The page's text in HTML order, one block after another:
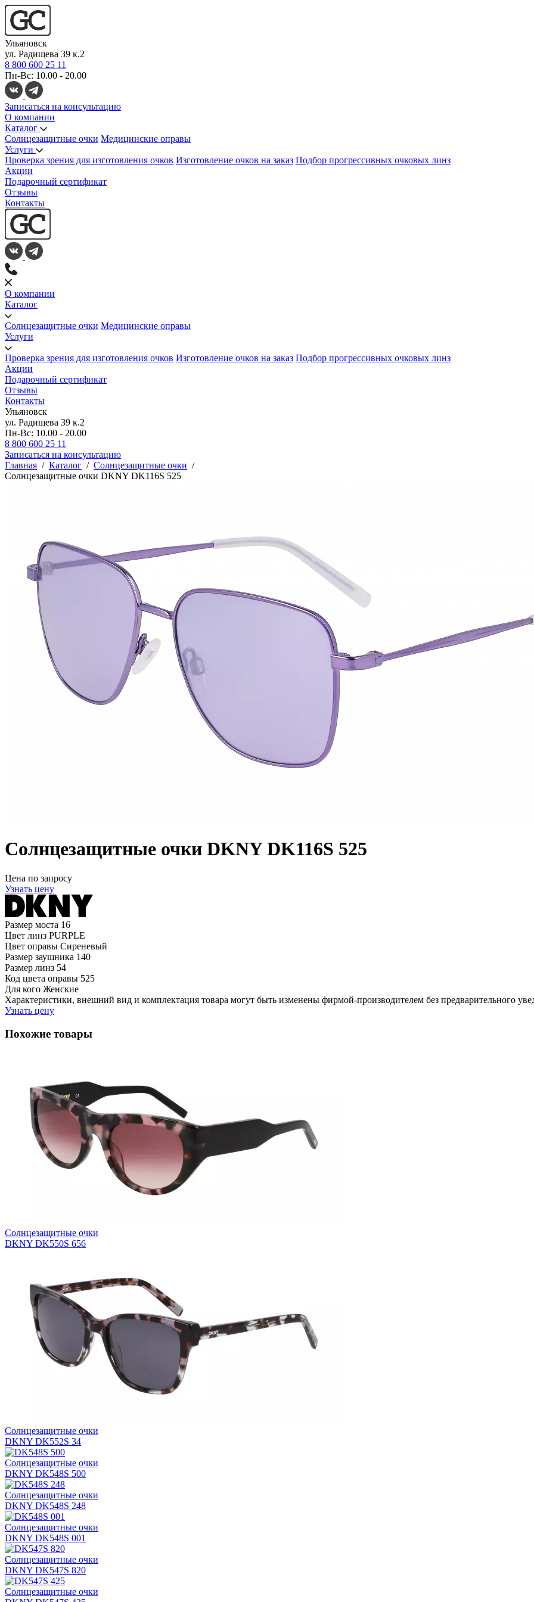
Ульяновск
ул. Радищева 39 к.2
8 800 600 25 11
Пн-Вс: 10.00 - 20.00
Записаться на консультацию
О компании
Каталог
Солнцезащитные очки Медицинские оправы
Услуги
Проверка зрения для изготовления очков Изготовление очков на заказ Подбор прогрессивных очковых линз
Акции
Подарочный сертификат
Отзывы
Контакты
О компании
Каталог
Солнцезащитные очки Медицинские оправы
Услуги
Проверка зрения для изготовления очков Изготовление очков на заказ Подбор прогрессивных очковых линз
Акции
Подарочный сертификат
Отзывы
Контакты
Ульяновск
ул. Радищева 39 к.2
Пн-Вс: 10.00 - 20.00
8 800 600 25 11
Записаться на консультацию
Главная / Каталог / Солнцезащитные очки /
Солнцезащитные очки DKNY DK116S 525
Солнцезащитные очки DKNY DK116S 525
Цена по запросу
Узнать цену
Размер моста 16
Цвет линз PURPLE
Цвет оправы Сиреневый
Размер заушника 140
Размер линз 54
Код цвета оправы 525
Для кого Женские
Характеристики, внешний вид и комплектация товара могут быть изменены фирмой-производителем без предварительного
Узнать цену
Похожие товары
Солнцезащитные очки
DKNY DK550S 656
Солнцезащитные очки
DKNY DK552S 34
Солнцезащитные очки
DKNY DK548S 500
Солнцезащитные очки
DKNY DK548S 248
Солнцезащитные очки
DKNY DK548S 001
Солнцезащитные очки
DKNY DK547S 820
Солнцезащитные очки